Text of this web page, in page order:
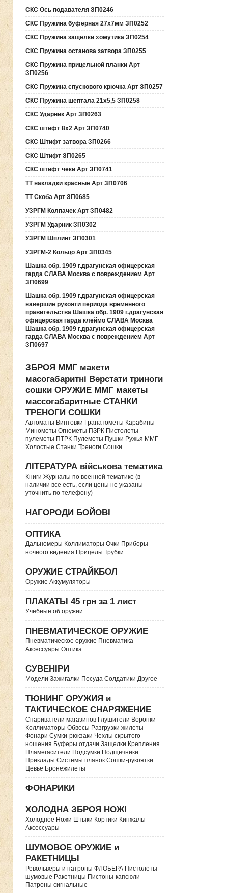
СКС Ось подавателя ЗП0246
СКС Пружина буферная 27х7мм ЗП0252
СКС Пружина защелки хомутика ЗП0254
СКС Пружина останова затвора ЗП0255
СКС Пружина прицельной планки Арт
ЗП0256
СКС Пружина спускового крючка Арт ЗП0257
СКС Пружина шептала 21х5,5 ЗП0258
СКС Ударник Арт ЗП0263
СКС штифт 8х2 Арт ЗП0740
СКС Штифт затвора ЗП0266
СКС Штифт ЗП0265
СКС штифт чеки Арт ЗП0741
ТТ накладки красные Арт ЗП0706
ТТ Скоба Арт ЗП0685
УЗРГМ Колпачек Арт ЗП0482
УЗРГМ Ударник ЗП0302
УЗРГМ Шплинт ЗП0301
УЗРГМ-2 Кольцо Арт ЗП0345
Шашка обр. 1909 г.драгунская офицерская
гарда СЛАВА Москва с повреждением Арт
ЗП0699
Шашка обр. 1909 г.драгунская офицерская
навершие рукояти периода временного
правительства Шашка обр. 1909 г.драгунская
офицерская гарда клеймо СЛАВА Москва
Шашка обр. 1909 г.драгунская офицерская
гарда СЛАВА Москва с повреждением Арт
ЗП0697
ЗБРОЯ ММГ макети
масогабаритні Верстати триноги
сошки ОРУЖИЕ ММГ макеты
массогабаритные СТАНКИ
ТРЕНОГИ СОШКИ
Автоматы Винтовки Гранатометы Карабины
Минометы Огнеметы ПЗРК Пистолеты-
пулеметы ПТРК Пулеметы Пушки Ружья ММГ
Холостые Станки Треноги Сошки
ЛІТЕРАТУРА військова тематика
Книги Журналы по военной тематике (в
наличии все есть, если цены не указаны -
уточнить по телефону)
НАГОРОДИ БОЙОВІ
ОПТИКА
Дальномеры Коллиматоры Очки Приборы
ночного видения Прицелы Трубки
ОРУЖИЕ СТРАЙКБОЛ
Оружие Аккумуляторы
ПЛАКАТЫ 45 грн за 1 лист
Учебные об оружии
ПНЕВМАТИЧЕСКОЕ ОРУЖИЕ
Пневматическое оружие Пневматика
Аксессуары Оптика
СУВЕНІРИ
Модели Зажигалки Посуда Солдатики Другое
ТЮНИНГ ОРУЖИЯ и
ТАКТИЧЕСКОЕ СНАРЯЖЕНИЕ
Спариватели магазинов Глушители Воронки
Коллиматоры Обвесы Разгрузки жилеты
Фонари Сумки-рюкзаки Чехлы скрытого
ношения Буферы отдачи Защелки Крепления
Пламегасители Подсумки Подщечники
Приклады Системы планок Сошки-рукоятки
Цевье Бронежилеты
ФОНАРИКИ
ХОЛОДНА ЗБРОЯ НОЖІ
Холодное Ножи Штыки Кортики Кинжалы
Аксессуары
ШУМОВОЕ ОРУЖИЕ и
РАКЕТНИЦЫ
Револьверы и патроны ФЛОБЕРА Пистолеты
шумовые Ракетницы Пистоны-капсюли
Патроны сигнальные